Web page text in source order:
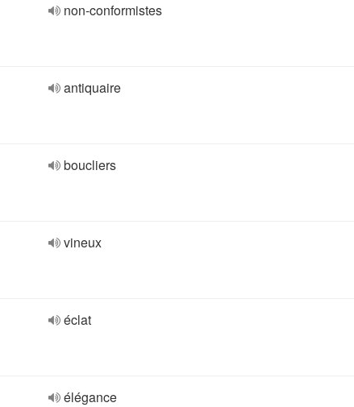
non-conformistes
antiquaire
boucliers
vineux
éclat
élégance